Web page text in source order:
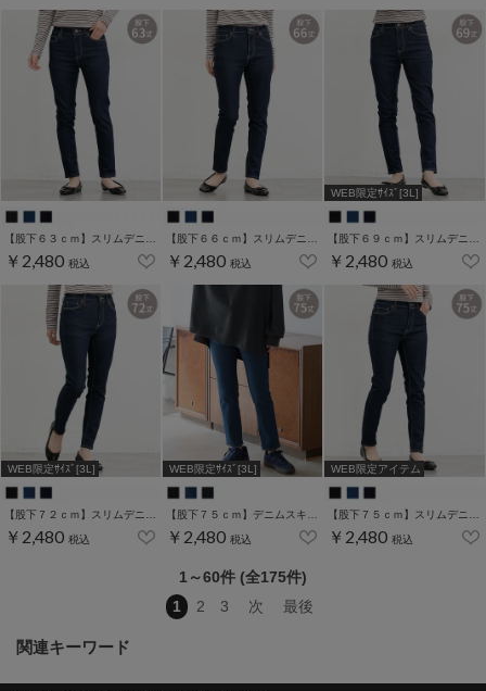
【股下６３ｃｍ】スリムデニムスキニー(股下60/63/66/69/72/75cm展開)
￥2,480 税込
【股下６６ｃｍ】スリムデニムスキニー(股下60/63/66/69/72/75cm展開)
￥2,480 税込
WEB限定ｻｲｽﾞ[3L]
【股下６９ｃｍ】スリムデニムスキニー(股下60/63/66/69/72/75cm展開)
￥2,480 税込
WEB限定ｻｲｽﾞ[3L]
￥2,480 税込
WEB限定ｻｲｽﾞ[3L]
￥2,480 税込
WEB限定アイテム
￥2,480 税込
1～60件 (全175件)
1
2 3 次 最後
関連キーワード